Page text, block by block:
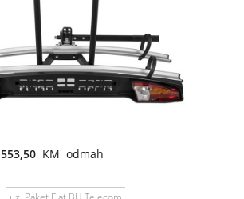
553,50 KM odmah